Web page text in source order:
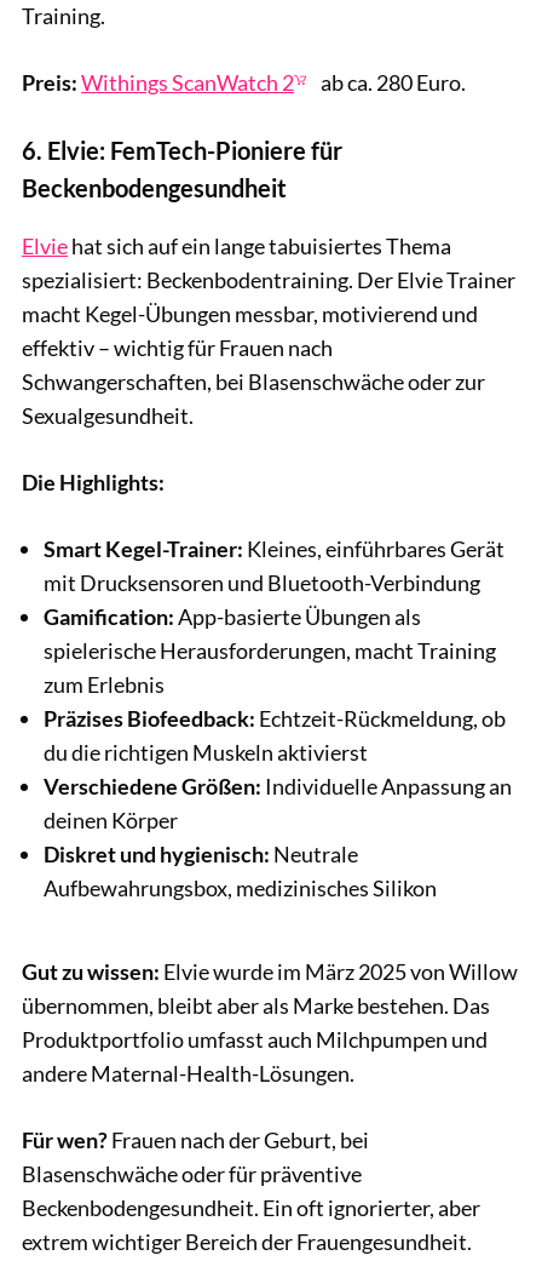
Training.
Preis:Withings ScanWatch 2 ab ca. 280 Euro.
6. Elvie: FemTech-Pioniere für
Beckenbodengesundheit
Elviehat sich auf ein lange tabuisiertes Thema
spezialisiert: Beckenbodentraining. Der Elvie Trainer
macht Kegel-Übungen messbar, motivierend und
effektiv – wichtig für Frauen nach
Schwangerschaften, bei Blasenschwäche oder zur
Sexualgesundheit.
Die Highlights:
Smart Kegel-Trainer: Kleines, einführbares Gerät
mit Drucksensoren und Bluetooth-Verbindung
Gamification:App-basierte Übungen als
spielerische Herausforderungen, macht Training
zum Erlebnis
Präzises Biofeedback: Echtzeit-Rückmeldung, ob
du die richtigen Muskeln aktivierst
Verschiedene Größen: Individuelle Anpassung an
deinen Körper
Diskret und hygienisch: Neutrale
Aufbewahrungsbox, medizinisches Silikon
Gut zu wissen: Elvie wurde im März 2025 von Willow
übernommen, bleibt aber als Marke bestehen. Das
Produktportfolio umfasst auch Milchpumpen und
andere Maternal-Health-Lösungen.
Für wen?Frauen nach der Geburt, bei
Blasenschwäche oder für präventive
Beckenbodengesundheit. Ein oft ignorierter, aber
extrem wichtiger Bereich der Frauengesundheit.